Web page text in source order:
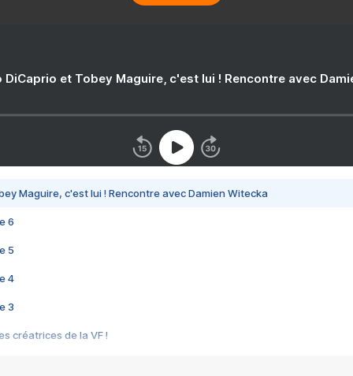
DiCaprio et Tobey Maguire, c'est lui ! Rencontre avec
Maguire, c'est lui ! Rencontre avec Damien Witecka
6
5
4
3
créatrices de la VF !